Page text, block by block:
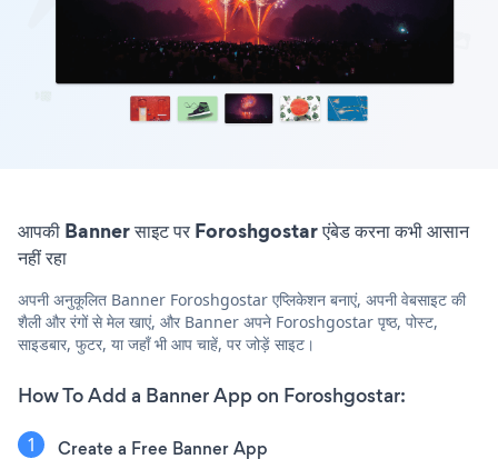
आपकी Banner साइट पर Foroshgostar एंबेड करना कभी आसान
नहीं रहा
अपनी अनुकूलित Banner Foroshgostar एप्लिकेशन बनाएं, अपनी वेबसाइट की
शैली और रंगों से मेल खाएं, और Banner अपने Foroshgostar पृष्ठ, पोस्ट,
साइडबार, फुटर, या जहाँ भी आप चाहें, पर जोड़ें साइट।
How To Add a Banner App on Foroshgostar:
Create a Free Banner App